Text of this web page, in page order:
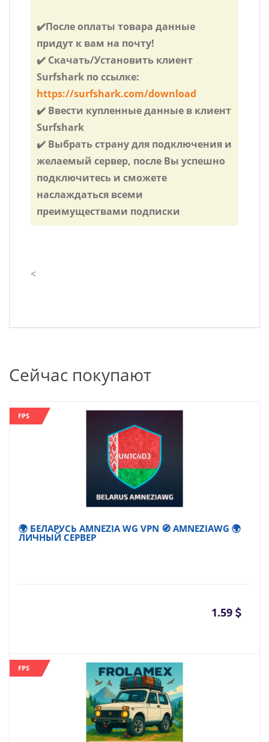
✔️После оплаты товара данные
придут к вам на почту!
✔️ Скачать/Установить клиент
Surfshark по ссылке:
https://surfshark.com/download
✔️ Ввести купленные данные в клиент
Surfshark
✔️ Выбрать страну для подключения и
желаемый сервер, после Вы успешно
подключитесь и сможете
наслаждаться всеми
преимуществами подписки
<
Сейчас покупают
FPS
🌍 БЕЛАРУСЬ AMNEZIA WG VPN 🧭 AMNEZIAWG 🌍
ЛИЧНЫЙ СЕРВЕР
1.59
FPS